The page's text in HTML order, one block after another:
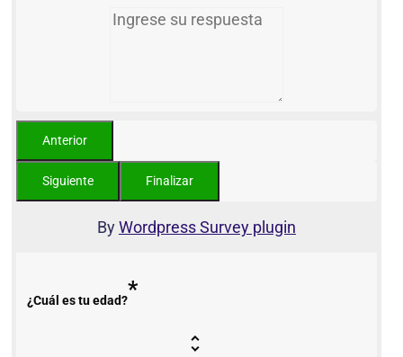
ByWordpress Survey plugin
¿Cuál es tu edad?*